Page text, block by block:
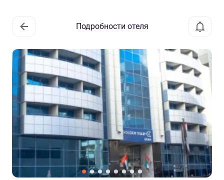
Подробности отеля